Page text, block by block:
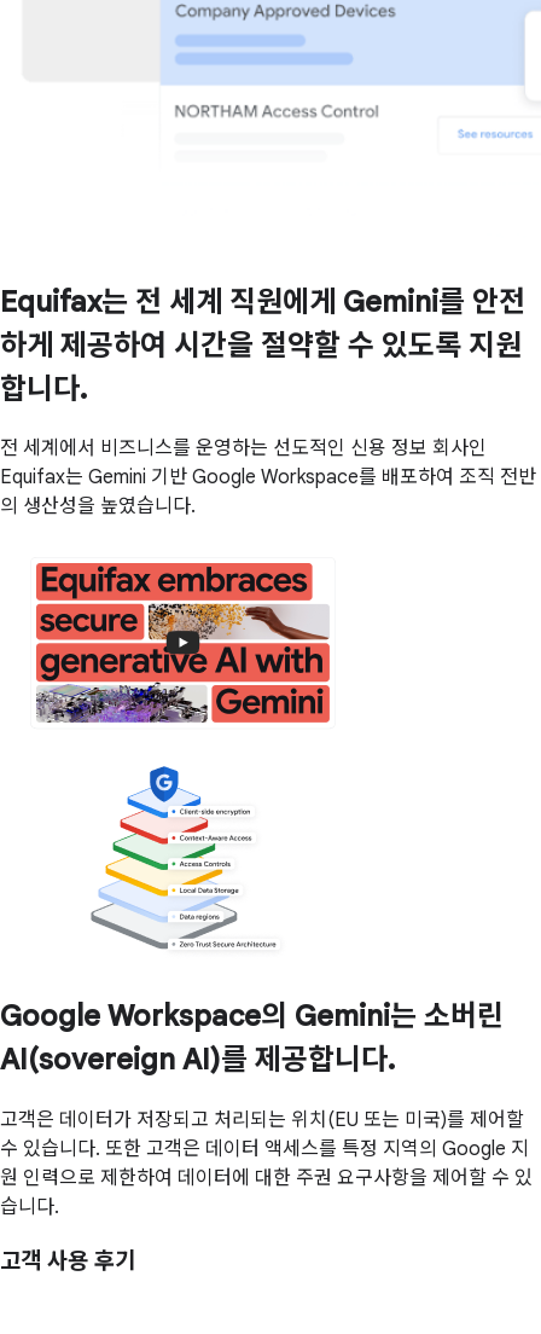
Equifax는 전 세계 직원에게 Gemini를 안전
하게 제공하여 시간을 절약할 수 있도록 지원
합니다.
전 세계에서 비즈니스를 운영하는 선도적인 신용 정보 회사인
Equifax는 Gemini 기반 Google Workspace를 배포하여 조직 전반
의 생산성을 높였습니다.
Google Workspace의 Gemini는 소버린
AI(sovereign AI)를 제공합니다.
고객은 데이터가 저장되고 처리되는 위치(EU 또는 미국)를 제어할
수 있습니다. 또한 고객은 데이터 액세스를 특정 지역의 Google 지
원 인력으로 제한하여 데이터에 대한 주권 요구사항을 제어할 수 있
습니다.
고객 사용 후기